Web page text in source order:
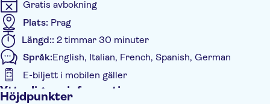
the development of this impressive monument. Admire the
sites of Hradcany or the Castle District and learn about its
history. After watching magnificent views of the entire city
from the Prague Castle complex enjoy the entrance to
Wallenstein Palace Garden where you will finish your tour
among nature.
Gratis avbokning
Plats: Prag
Längd:: 2 timmar 30 minuter
Språk:English, Italian, French, Spanish, German
E-biljett i mobilen gäller
Ytterligare information
Höjdpunkter